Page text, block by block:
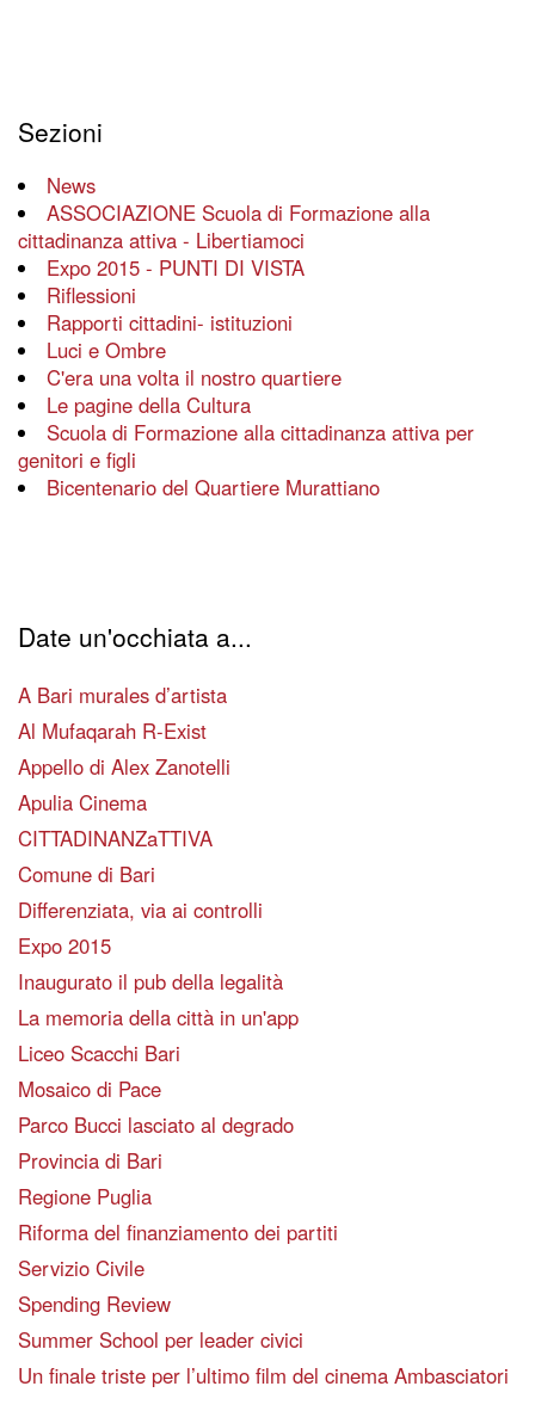
Sezioni
News
ASSOCIAZIONE Scuola di Formazione alla
cittadinanza attiva - Libertiamoci
Expo 2015 - PUNTI DI VISTA
Riflessioni
Rapporti cittadini- istituzioni
Luci e Ombre
C'era una volta il nostro quartiere
Le pagine della Cultura
Scuola di Formazione alla cittadinanza attiva per
genitori e figli
Bicentenario del Quartiere Murattiano
Date un'occhiata a...
A Bari murales d’artista
Al Mufaqarah R-Exist
Appello di Alex Zanotelli
Apulia Cinema
CITTADINANZaTTIVA
Comune di Bari
Differenziata, via ai controlli
Expo 2015
Inaugurato il pub della legalità
La memoria della città in un'app
Liceo Scacchi Bari
Mosaico di Pace
Parco Bucci lasciato al degrado
Provincia di Bari
Regione Puglia
Riforma del finanziamento dei partiti
Servizio Civile
Spending Review
Summer School per leader civici
Un finale triste per l’ultimo film del cinema Ambasciatori